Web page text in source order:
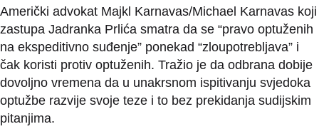
Američki advokat Majkl Karnavas/Michael Karnavas koji
zastupa Jadranka Prlića smatra da se “pravo optuženih
na ekspeditivno suđenje” ponekad “zloupotrebljava” i
čak koristi protiv optuženih. Tražio je da odbrana dobije
dovoljno vremena da u unakrsnom ispitivanju svjedoka
optužbe razvije svoje teze i to bez prekidanja sudijskim
pitanjima.